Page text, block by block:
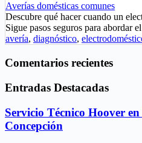
Averías domésticas comunes
Descubre qué hacer cuando un
Sigue pasos seguros para abordar
avería, diagnóstico,
Comentarios recientes
Entradas Destacadas
Servicio Técnico Hoover
Concepción